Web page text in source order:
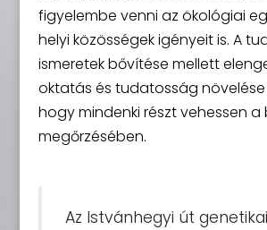
figyelembe venni az ökológiai
helyi közösségek igényeit is. A
ismeretek bővítése mellett
oktatás és tudatosság növelése
hogy mindenki részt vehessen a
megőrzésében.
Az Istvánhegyi út genetikai